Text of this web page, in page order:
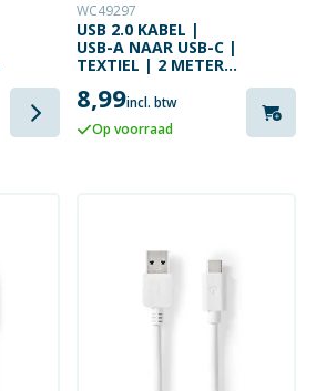
WC49297
USB 2.0 KABEL |
USB-A NAAR USB-C |
TEXTIEL | 2 METER |
8,99incl. btw
Op voorraad